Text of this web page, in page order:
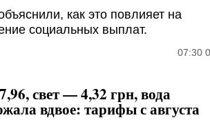
как это повлияет на
социальных выплат.
07:30
свет — 4,32 грн, вода
вдвое: тарифы с августа